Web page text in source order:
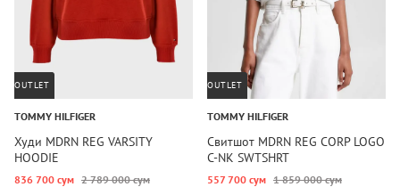
OUTLET
TOMMY HILFIGER
Худи MDRN REG VARSITY
HOODIE
836 700 сум 2 789 000 сум
OUTLET
TOMMY HILFIGER
Свитшот MDRN REG CORP LOGO
C-NK SWTSHRT
557 700 сум 1 859 000 сум